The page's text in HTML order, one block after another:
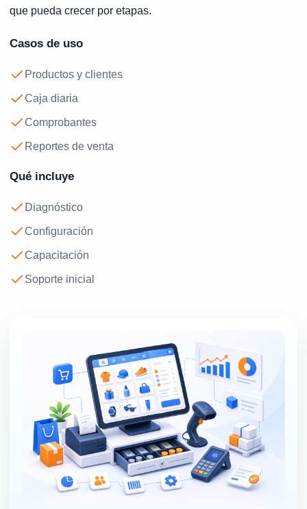
que pueda crecer por etapas.
Casos de uso
Productos y clientes
Caja diaria
Comprobantes
Reportes de venta
Qué incluye
Diagnóstico
Configuración
Capacitación
Soporte inicial